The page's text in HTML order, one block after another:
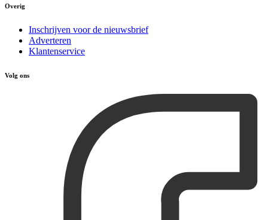
Overig
Inschrijven voor de nieuwsbrief
Adverteren
Klantenservice
Volg ons